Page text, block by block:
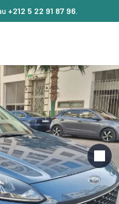
+212 5 22 91 87 96